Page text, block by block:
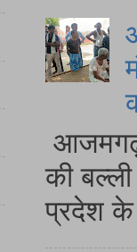
आजमगढ़
की
प्रदेश